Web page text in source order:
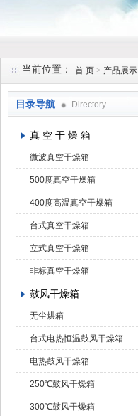
当前位置： 首 页 > 产品展示
目录导航 Directory
真 空 干 燥 箱
微波真空干燥箱
500度真空干燥箱
400度高温真空干燥箱
台式真空干燥箱
立式真空干燥箱
非标真空干燥箱
鼓风干燥箱
无尘烘箱
台式电热恒温鼓风干燥箱
电热鼓风干燥箱
250℃鼓风干燥箱
300℃鼓风干燥箱